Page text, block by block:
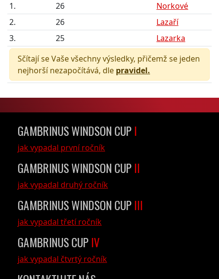
1.
26
Norkové
2.
26
Lazaří
3.
25
Lazarka
Sčítají se Vaše všechny výsledky, přičemž se jeden
nejhorší nezapočítává, dle pravidel.
GAMBRINUS WINDSON CUP I
jak vypadal první ročník
GAMBRINUS WINDSON CUP II
jak vypadal druhý ročník
GAMBRINUS WINDSON CUP III
jak vypadal třetí ročník
GAMBRINUS CUP IV
jak vypadal čtvrtý ročník